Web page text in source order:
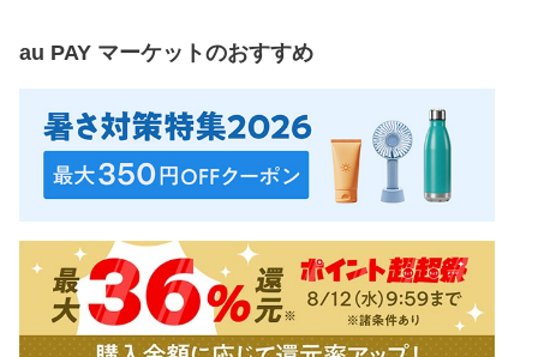
au PAY マーケットのおすすめ